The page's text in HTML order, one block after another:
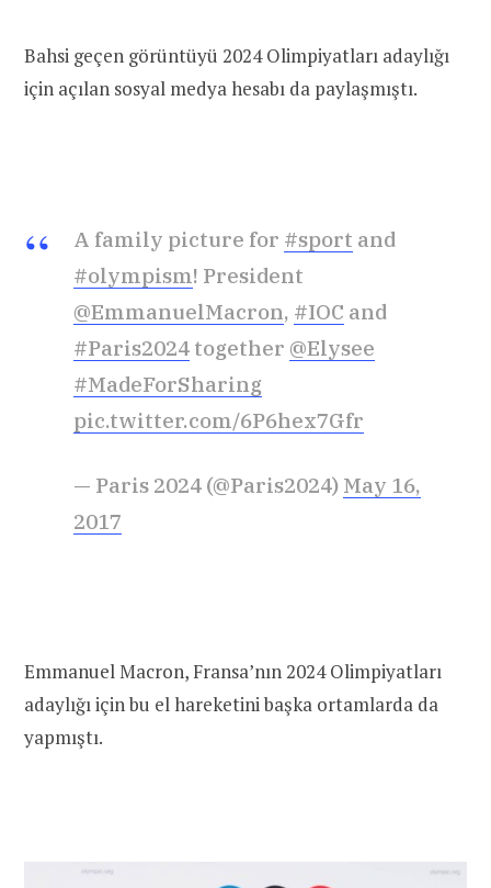
Bahsi geçen görüntüyü 2024 Olimpiyatları adaylığı
için açılan sosyal medya hesabı da paylaşmıştı.
A family picture for #sport and
#olympism! President
@EmmanuelMacron, #IOC and
#Paris2024 together @Elysee
#MadeForSharing
pic.twitter.com/6P6hex7Gfr
— Paris 2024 (@Paris2024) May 16,
2017
Emmanuel Macron, Fransa’nın 2024 Olimpiyatları
adaylığı için bu el hareketini başka ortamlarda da
yapmıştı.